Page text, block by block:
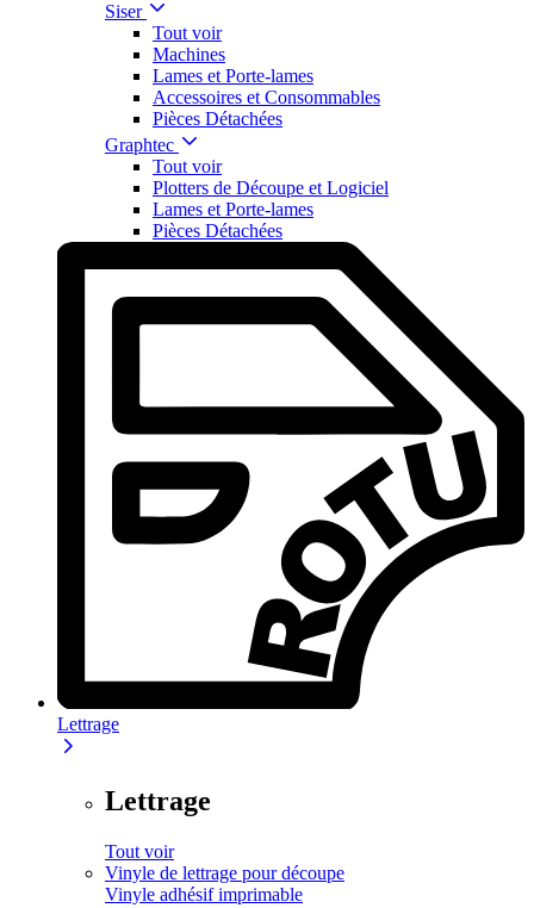
Siser
Tout voir
Machines
Lames et Porte-lames
Accessoires et Consommables
Pièces Détachées
Graphtec
Tout voir
Plotters de Découpe et Logiciel
Lames et Porte-lames
Pièces Détachées
Lettrage
Lettrage
Tout voir
Vinyle de lettrage pour découpe
Vinyle adhésif imprimable